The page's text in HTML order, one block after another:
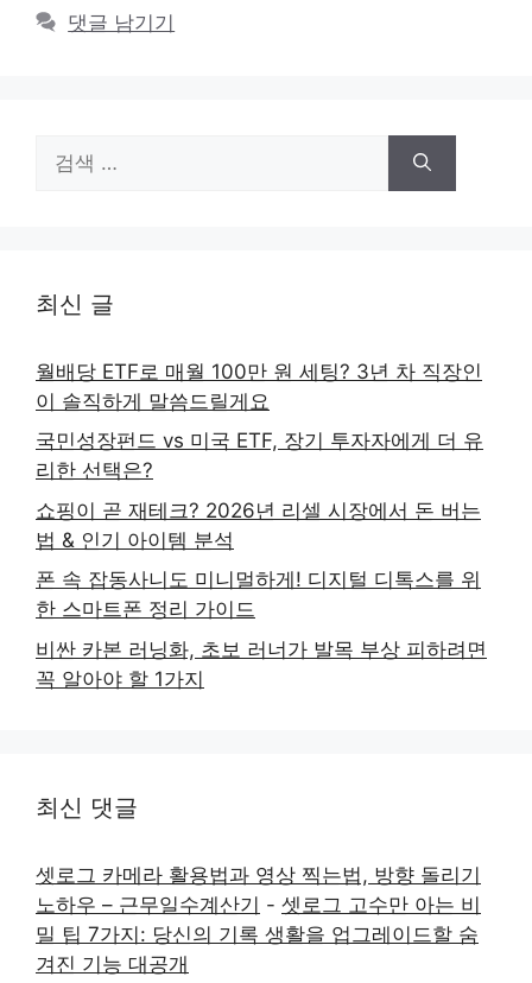
댓글 남기기
색:
최신 글
월배당 ETF로 매월 100만 원 세팅? 3년 차 직장인
이 솔직하게 말씀드릴게요
국민성장펀드 vs 미국 ETF, 장기 투자자에게 더 유
리한 선택은?
쇼핑이 곧 재테크? 2026년 리셀 시장에서 돈 버는
법 & 인기 아이템 분석
폰 속 잡동사니도 미니멀하게! 디지털 디톡스를 위
한 스마트폰 정리 가이드
비싼 카본 러닝화, 초보 러너가 발목 부상 피하려면
꼭 알아야 할 1가지
최신 댓글
셋로그 카메라 활용법과 영상 찍는법, 방향 돌리기
노하우 – 근무일수계산기 - 셋로그 고수만 아는 비
밀 팁 7가지: 당신의 기록 생활을 업그레이드할 숨
겨진 기능 대공개